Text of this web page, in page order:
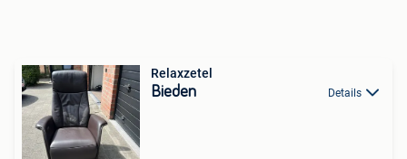
Relaxzetel
Bieden Details